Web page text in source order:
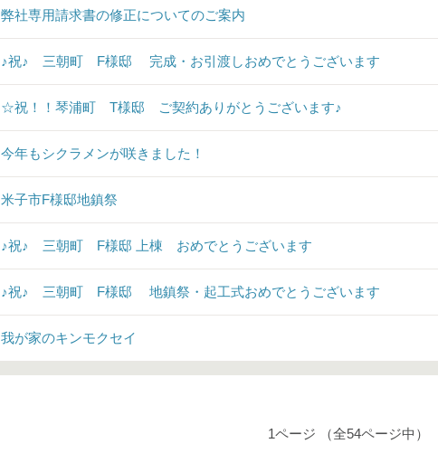
弊社専用請求書の修正についてのご案内
♪祝♪ 三朝町 F様邸 完成・お引渡しおめでとうございます
☆祝！！琴浦町 T様邸 ご契約ありがとうございます♪
今年もシクラメンが咲きました！
米子市F様邸地鎮祭
♪祝♪ 三朝町 F様邸 上棟 おめでとうございます
♪祝♪ 三朝町 F様邸 地鎮祭・起工式おめでとうございます
我が家のキンモクセイ
1ページ （全54ページ中）